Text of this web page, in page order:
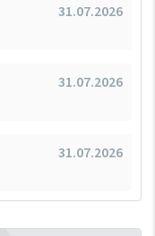
31.07.2026
31.07.2026
31.07.2026